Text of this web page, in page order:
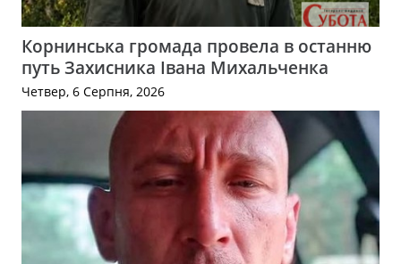
Корнинська громада провела в останню
путь Захисника Івана Михальченка
Четвер, 6 Серпня, 2026